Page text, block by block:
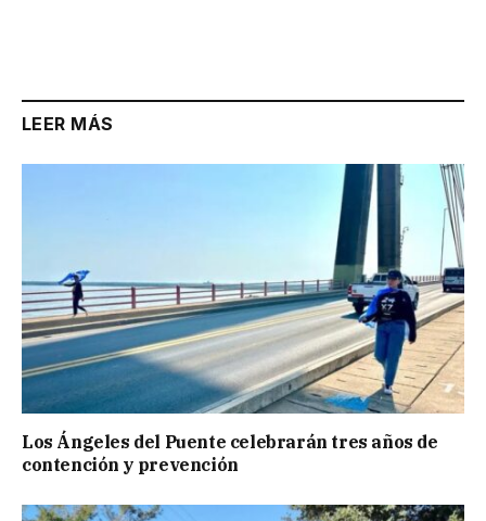
LEER MÁS
Los Ángeles del Puente celebrarán tres años de
contención y prevención